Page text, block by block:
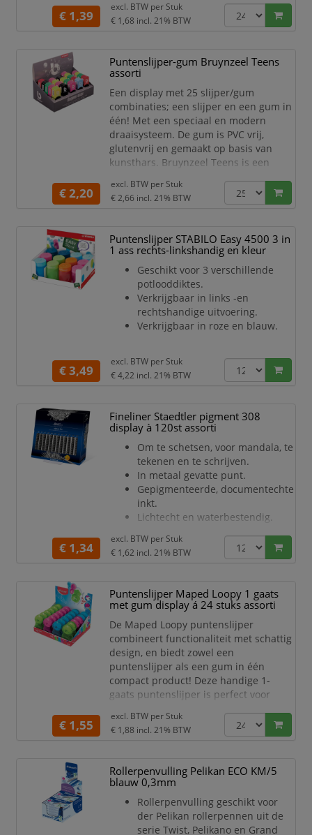
met gemak slijpen. Ideaal voor op
school, thuis of in de kunstklas!
modern design, vallen de Color'Peps
puntenslijpers meteen op. Het stevige
materiaal e
€ 1,39
excl. BTW per Stuk
€ 1,68 incl. 21% BTW
Puntenslijper-gum Bruynzeel Teens
assorti
Een display met 25 slijper/gum
combinaties; een slijper en een gum in
één! Met een speciaal en modern
draaisysteem. De gum is PVC vrij,
glutenvrij en gemaakt op basis van
kunsthars. Bruynzeel Teens is een
scholier en de student. Bruynzeel
Teens is een speciaal ontwikkelde lijn
een compleet assortiment met alle
teken-, kleur- en schrijfproducten die
nodig zijn tijdens de les.
€ 2,20
excl. BTW per Stuk
€ 2,66 incl. 21% BTW
Puntenslijper STABILO Easy 4500 3 in
1 ass rechts-linkshandig en kleur
Geschikt voor 3 verschillende
potlooddiktes.
Verkrijgbaar in links -en
rechtshandige uitvoering.
Verkrijgbaar in roze en blauw.
€ 3,49
excl. BTW per Stuk
€ 4,22 incl. 21% BTW
Fineliner Staedtler pigment 308
display à 120st assorti
Om te schetsen, voor mandala, te
tekenen en te schrijven.
In metaal gevatte punt.
Gepigmenteerde, documentechte
inkt.
Lichtecht en waterbestendig.
Deze Staedtler fijnschrijver
voldoet aan de ISO14145-2 norm.
€ 1,34
excl. BTW per Stuk
€ 1,62 incl. 21% BTW
Puntenslijper Maped Loopy 1 gaats
met gum display á 24 stuks assorti
De Maped Loopy puntenslijper
combineert functionaliteit met schattig
design, en biedt zowel een
puntenslijper als een gum in één
compact product! Deze handige 1-
gaats puntenslijper is perfect voor
een geïntegreerde gum, zodat je altijd
voorbereid bent om zowel te slijpen als
ontwerp en de assorti kleuren maken
dit een leuke keuze voor kinderen en
studenten.
De set wordt
€ 1,55
excl. BTW per Stuk
€ 1,88 incl. 21% BTW
Rollerpenvulling Pelikan ECO KM/5
blauw 0,3mm
Rollerpenvulling geschikt voor
der Pelikan rollerpennen uit de
serie Twist, Pelikano en Grand